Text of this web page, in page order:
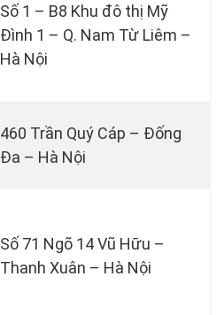
Số 1 – B8 Khu đô thị Mỹ
Đình 1 – Q. Nam Từ Liêm –
Hà Nội
460 Trần Quý Cáp – Đống
Đa – Hà Nội
Số 71 Ngõ 14 Vũ Hữu –
Thanh Xuân – Hà Nội